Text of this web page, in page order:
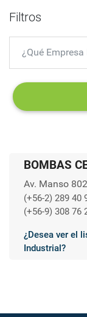
Filtros
BOMBAS
Av. Manso
(+56-2) 289 40
(+56-9) 308 76
¿Desea ver el
Industrial?